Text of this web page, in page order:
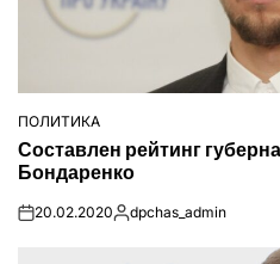
ОПУБЛІКУВАТИ
У
ПОЛИТИКА
Составлен рейтинг
Бондаренко
on20.02.2020Опубліковано
dpchas_admin